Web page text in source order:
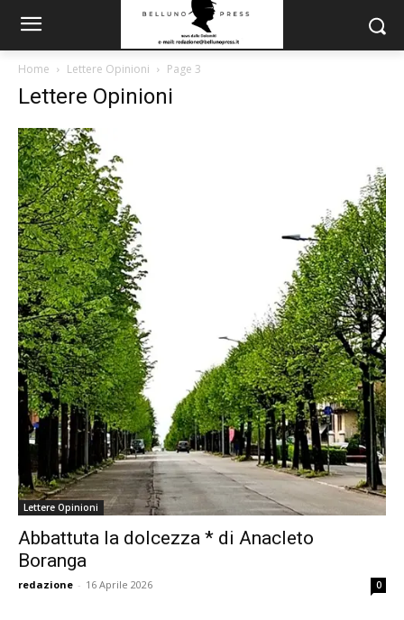
Home Lettere Opinioni Page 3
Lettere Opinioni
Lettere Opinioni
Abbattuta la dolcezza * di Anacleto
Boranga
redazione - 16 Aprile 2026 0